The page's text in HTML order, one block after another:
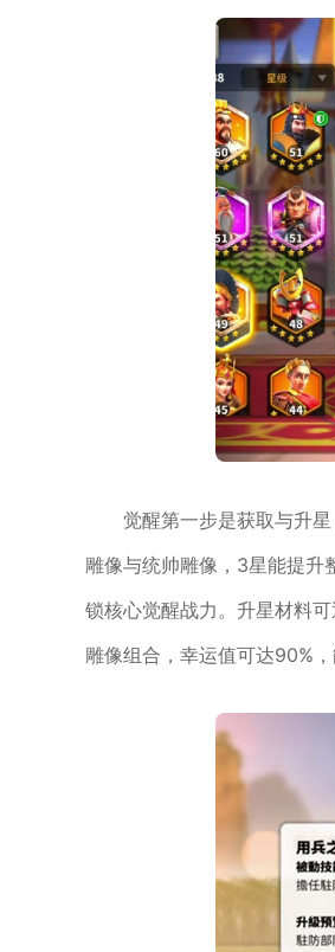
觉醒第一步是获取与升
雕像与统帅雕像，3星能提
锁核心觉醒战力。升星材料
雕像组合，幸运值可达90%